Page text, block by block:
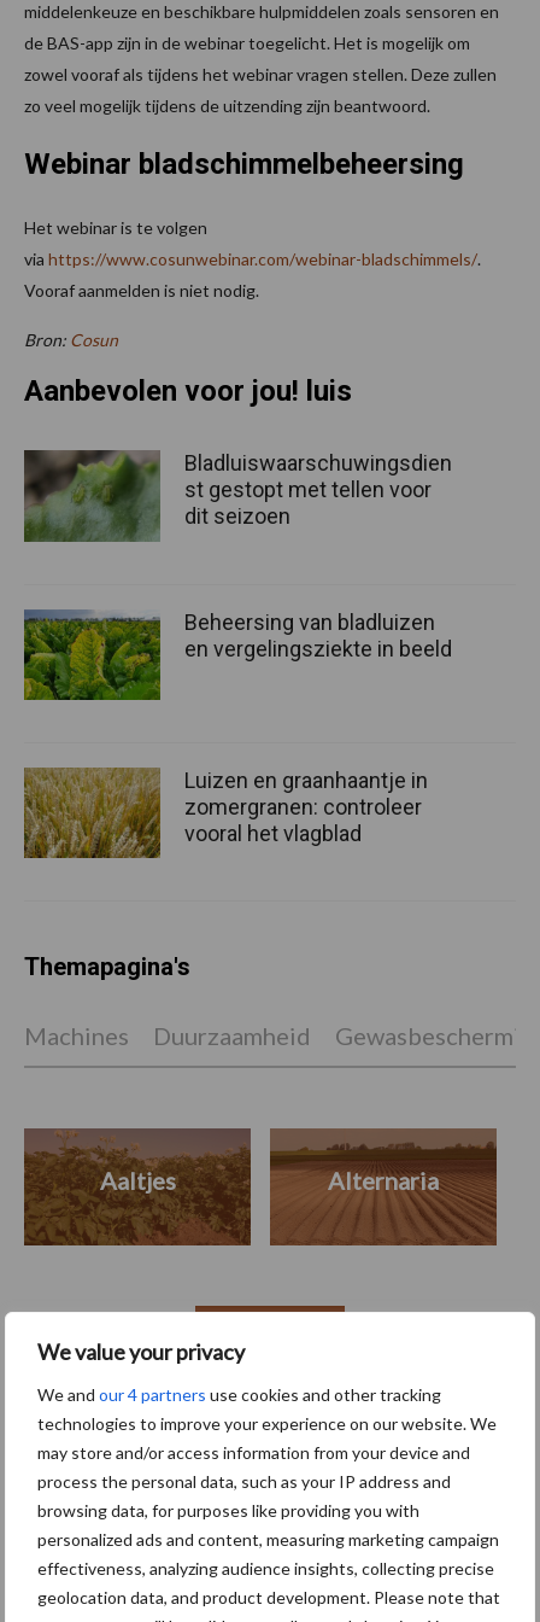
We value your privacy
We and our 4 partners use cookies and other tracking
technologies to improve your experience on our website. We
may store and/or access information from your device and
process the personal data, such as your IP address and
browsing data, for purposes like providing you with
personalized ads and content, measuring marketing campaign
effectiveness, analyzing audience insights, collecting precise
geolocation data, and product development. Please note that
middelenkeuze en beschikbare hulpmiddelen zoals sensoren en
de BAS-app zijn in de webinar toegelicht. Het is mogelijk om
zowel vooraf als tijdens het webinar vragen stellen. Deze zullen
zo veel mogelijk tijdens de uitzending zijn beantwoord.
Webinar bladschimmelbeheersing
Het webinar is te volgen
via https://www.cosunwebinar.com/webinar-bladschimmels/.
Vooraf aanmelden is niet nodig.
Bron: Cosun
Primaire
Sidebar
Recent nieuws Partner nieuws
6 aug
"Hoge verwachtingen van schijven
voor kouters"
Aanbevolen voor jou! luis
Bladluiswaarschuwingsdien
st gestopt met tellen voor
dit seizoen
Beheersing van bladluizen
en vergelingsziekte in beeld
Luizen en graanhaantje in
zomergranen: controleer
vooral het vlagblad
Themapagina's
Machines Duurzaamheid
Aaltjes Alternaria